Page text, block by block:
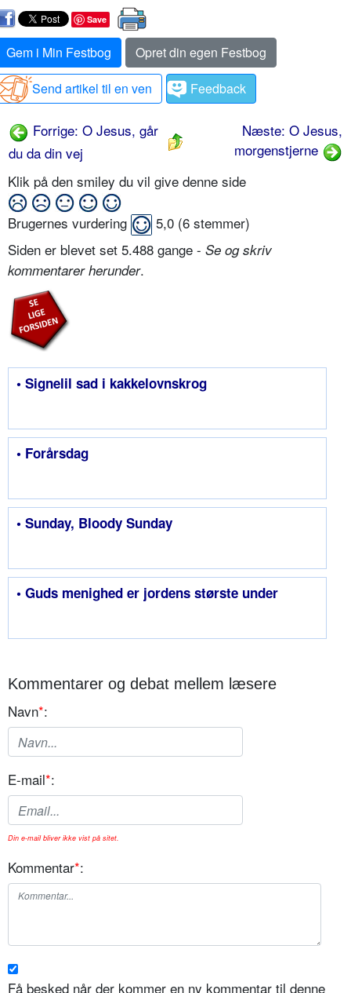
Save
Gem i Min Festbog
Opret din egen Festbog
Send artikel til en ven
Feedback
Forrige: O Jesus, går
du da din vej
Næste: O Jesus,
morgenstjerne
Klik på den smiley du vil give denne side
Brugernes vurdering 5,0 (6 stemmer)
Siden er blevet set 5.488 gange - Se og skriv
kommentarer herunder.
• Signelil sad i kakkelovnskrog
• Forårsdag
• Sunday, Bloody Sunday
• Guds menighed er jordens største under
Kommentarer og debat mellem læsere
Navn*:
E-mail*:
Din e-mail bliver ikke vist på sitet.
Kommentar*:
Få besked når der kommer en ny kommentar til denne